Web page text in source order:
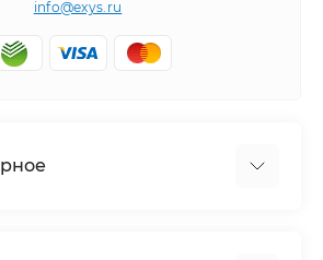
info@exys.ru